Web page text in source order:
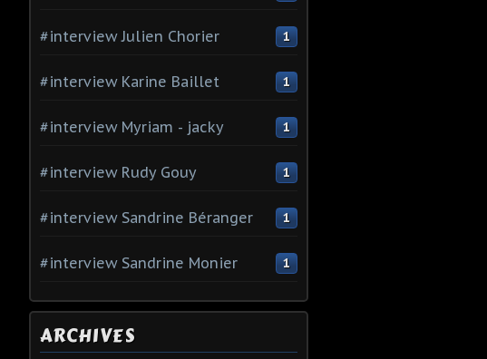
#interview Julien Chorier 1
#interview Karine Baillet 1
#interview Myriam - jacky 1
#interview Rudy Gouy 1
#interview Sandrine Béranger 1
#interview Sandrine Monier 1
ARCHIVES